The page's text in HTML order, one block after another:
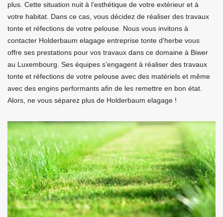
plus. Cette situation nuit à l’esthétique de votre extérieur et à
votre habitat. Dans ce cas, vous décidez de réaliser des travaux
tonte et réfections de votre pelouse. Nous vous invitons à
contacter Holderbaum elagage entreprise tonte d'herbe vous
offre ses prestations pour vos travaux dans ce domaine à Biwer
au Luxembourg. Ses équipes s’engagent à réaliser des travaux
tonte et réfections de votre pelouse avec des matériels et même
avec des engins performants afin de les remettre en bon état.
Alors, ne vous séparez plus de Holderbaum elagage !